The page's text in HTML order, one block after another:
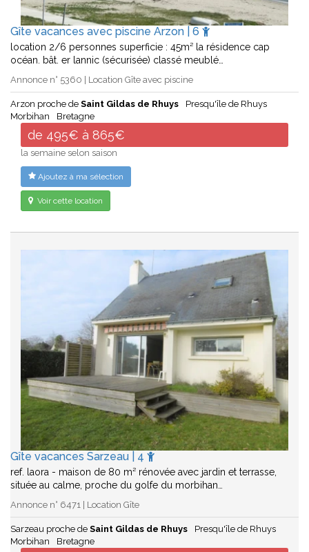
Gîte vacances avec piscine Arzon | 6
location 2/6 personnes superficie : 45m² la résidence cap
océan. bât. er lannic (sécurisée) classé meublé…
Annonce n° 5360 | Location Gîte avec piscine
Arzon proche de Saint Gildas de Rhuys
Presqu'île de Rhuys
Morbihan
Bretagne
de 495€ à 865€
la semaine selon saison
Ajoutez à ma sélection
Voir cette location
Gîte vacances Sarzeau | 4
ref. laora - maison de 80 m² rénovée avec jardin et terrasse,
située au calme, proche du golfe du morbihan…
Annonce n° 6471 | Location Gîte
Sarzeau proche de Saint Gildas de Rhuys
Presqu'île de Rhuys
Morbihan
Bretagne